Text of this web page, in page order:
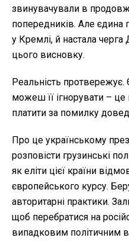
звинувачували в
попередників. Але єдина
у Кремлі, й настала
цього висновку.
Реальність протвережує.
можеш її ігнорувати –
платити за помилку
Про це українському
розповісти грузинські
як еліти цієї країни
європейського курсу.
авторитарні практики.
щоб перебратися на
випадковим політичним